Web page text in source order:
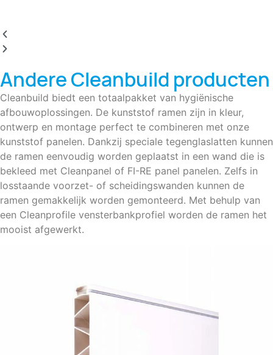
Andere Cleanbuild producten
Cleanbuild biedt een totaalpakket van hygiënische
afbouwoplossingen. De kunststof ramen zijn in kleur,
ontwerp en montage perfect te combineren met onze
kunststof panelen. Dankzij speciale tegenglaslatten kunnen
de ramen eenvoudig worden geplaatst in een wand die is
bekleed met Cleanpanel of FI-RE panel panelen. Zelfs in
losstaande voorzet- of scheidingswanden kunnen de
ramen gemakkelijk worden gemonteerd. Met behulp van
een Cleanprofile vensterbankprofiel worden de ramen het
mooist afgewerkt.